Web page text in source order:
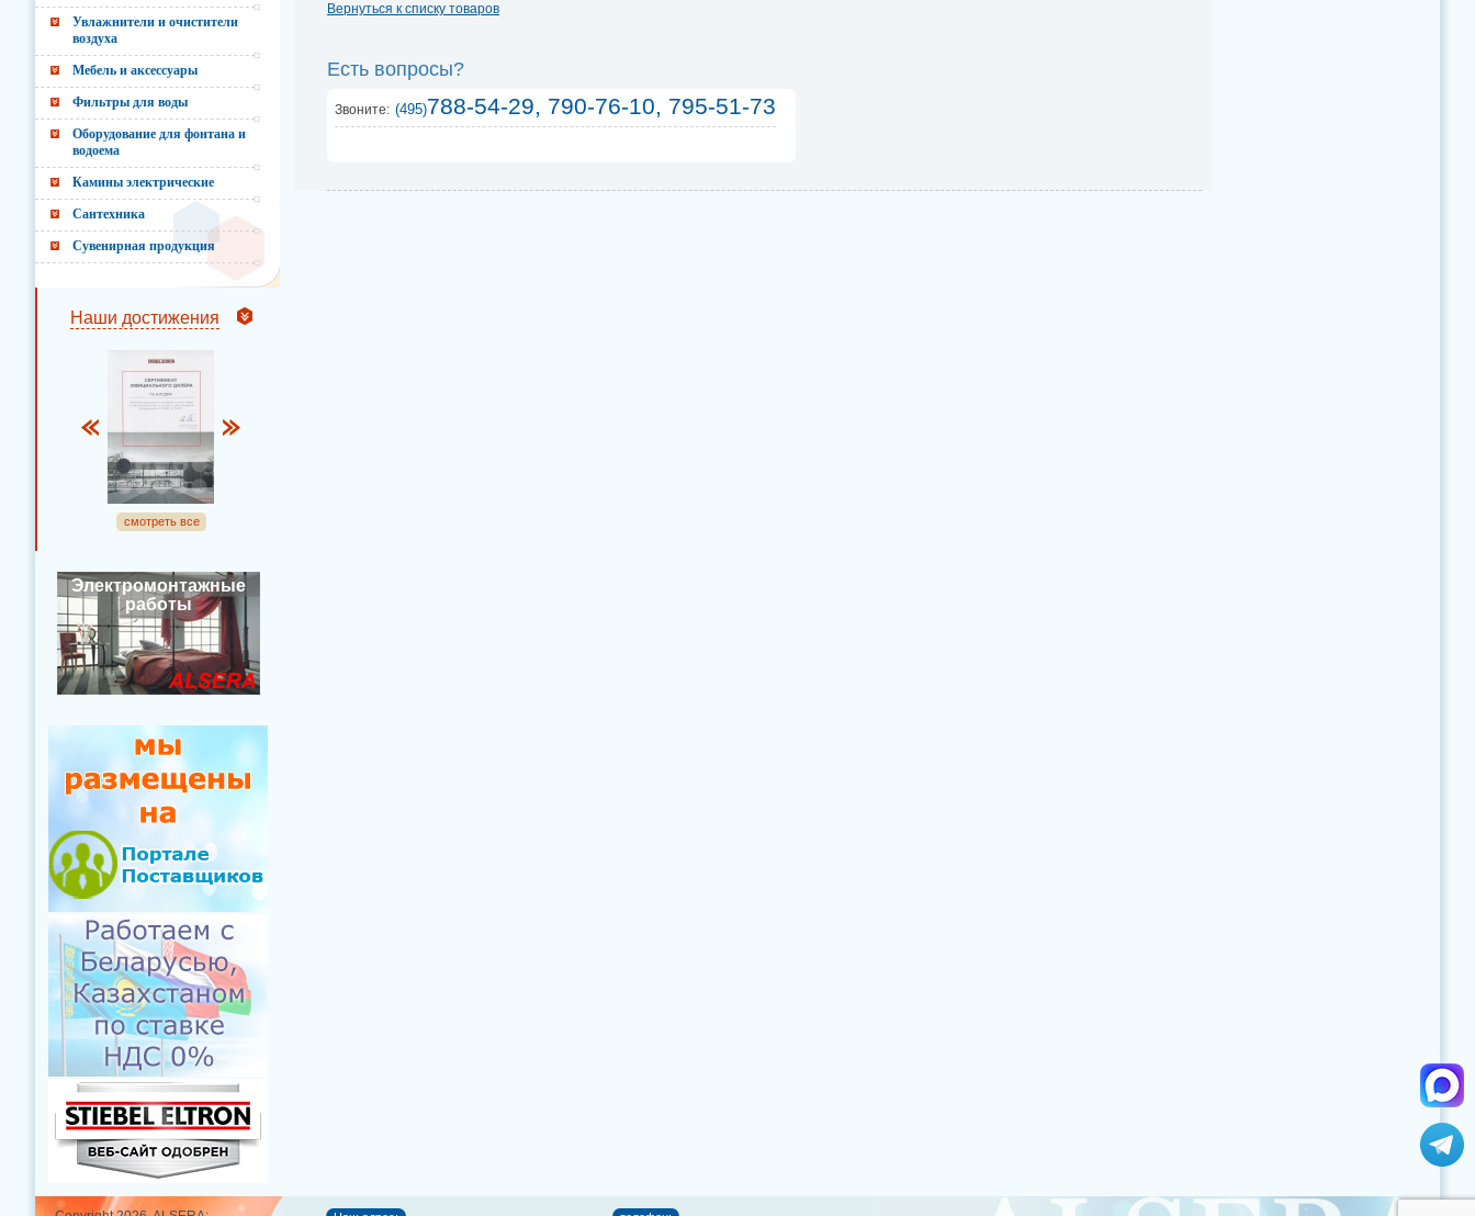
Вернуться к списку товаров
Есть вопросы?
Звоните: (495)788-54-29, 790-76-10, 795-51-73
Увлажнители и очистители
воздуха
Мебель и аксессуары
Фильтры для воды
Оборудование для фонтана и
водоема
Камины электрические
Сантехника
Сувенирная продукция
Наши достижения
смотреть все
Электромонтажные
работы